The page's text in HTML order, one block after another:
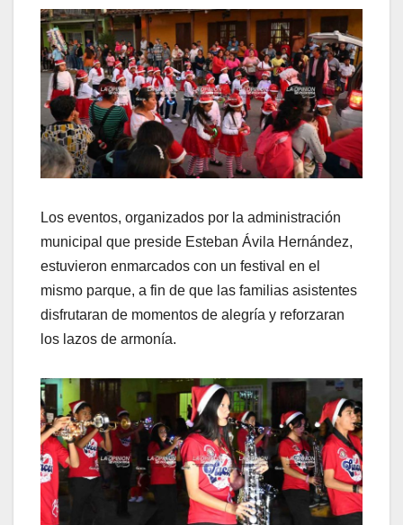
Los eventos, organizados por la administración
municipal que preside Esteban Ávila Hernández,
estuvieron enmarcados con un festival en el
mismo parque, a fin de que las familias asistentes
disfrutaran de momentos de alegría y reforzaran
los lazos de armonía.